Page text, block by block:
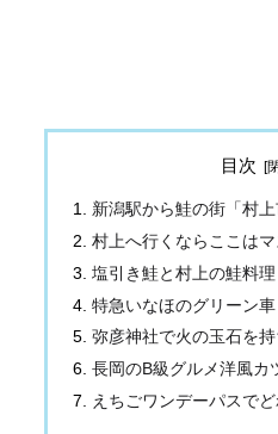
目次
新潟駅から鮭の街「村上
村上へ行くならここはマ
塩引き鮭と村上の鮭料理
特急いなほのグリーン車
弥彦神社で火の玉石を持
長岡のB級グルメ洋風カ
えちごワンデーパスで